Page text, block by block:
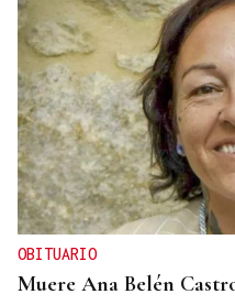
OBITUARIO
Muere Ana Belén